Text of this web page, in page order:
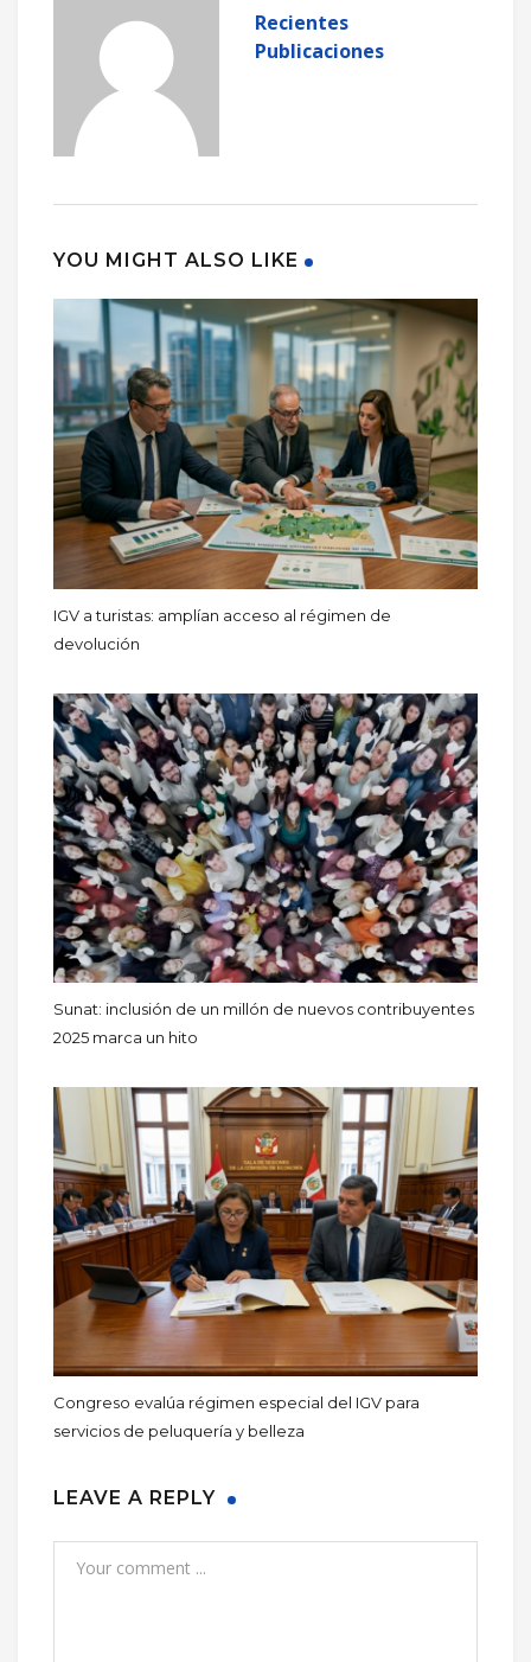
Recientes
Publicaciones
YOU MIGHT ALSO LIKE
IGV a turistas: amplían acceso al régimen de
devolución
Sunat: inclusión de un millón de nuevos contribuyentes
2025 marca un hito
Congreso evalúa régimen especial del IGV para
servicios de peluquería y belleza
LEAVE A REPLY